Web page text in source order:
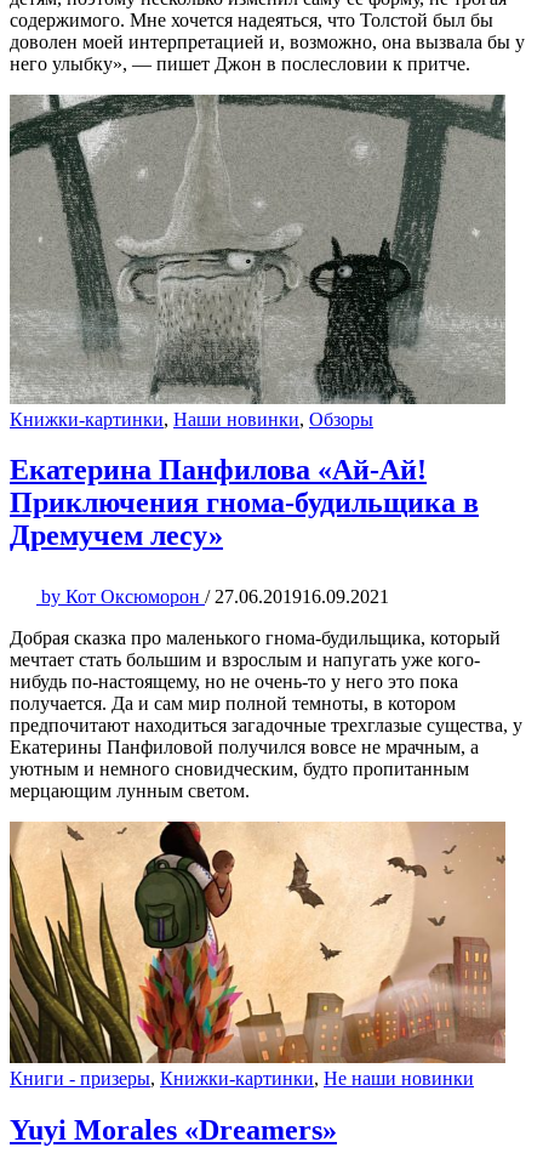
содержимого. Мне хочется надеяться, что Толстой был бы
доволен моей интерпретацией и, возможно, она вызвала бы у
него улыбку», — пишет Джон в послесловии к притче.
Книжки-картинки, Наши новинки, Обзоры
Екатерина Панфилова «Ай-Ай!
Приключения гнома-будильщика в
Дремучем лесу»
by Кот Оксюморон / 27.06.201916.09.2021
Добрая сказка про маленького гнома-будильщика, который
мечтает стать большим и взрослым и напугать уже кого-
нибудь по-настоящему, но не очень-то у него это пока
получается. Да и сам мир полной темноты, в котором
предпочитают находиться загадочные трехглазые существа, у
Екатерины Панфиловой получился вовсе не мрачным, а
уютным и немного сновидческим, будто пропитанным
мерцающим лунным светом.
Книги - призеры, Книжки-картинки, Не наши новинки
Yuyi Morales «Dreamers»